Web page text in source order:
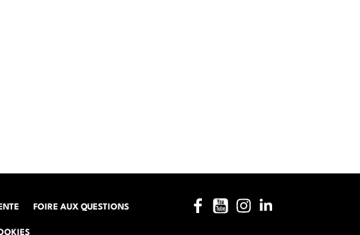
FOIRE AUX QUESTIONS
FacebookYouTubeInstagramLinkedIn